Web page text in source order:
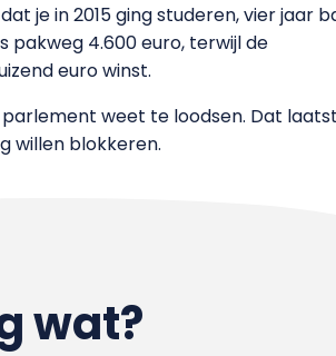
je in 2015 ging studeren, vier jaar
pakweg 4.600 euro, terwijl de
euro winst.
weet te loodsen. Dat
willen blokkeren.
wat?